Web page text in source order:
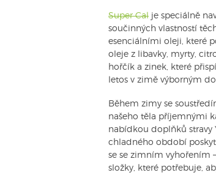
Super Cal je speciálně
součinných vlastností
esenciálními oleji, které
oleje z libavky, myrty,
hořčík a zinek, které
letos v zimě výborným
Během zimy se
našeho těla příjemnými
nabídkou doplňků stravy
chladného období
se se zimním vyhořením
složky, které potřebuje,